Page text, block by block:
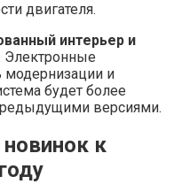
двигателя.
интерьер и
. Электронные
модернизации и
будет более
версиями.
к